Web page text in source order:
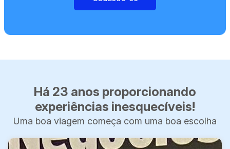
Há 23 anos proporcionando
experiências inesquecíveis!
Uma boa viagem começa com uma boa escolha